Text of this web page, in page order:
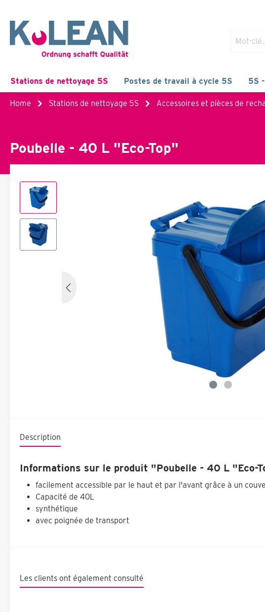
Stations de nettoyage 5S Postes de travail à cycle 5S 5S
Home Stations de nettoyage 5S Accessoires et pièces de
Poubelle - 40 L "Eco-Top"
Description
Informations sur le produit "Poubelle - 40 L "Eco-
facilement accessible par le haut et par l'avant grâce à un
Capacité de 40L
synthétique
avec poignée de transport
Les clients ont également consulté